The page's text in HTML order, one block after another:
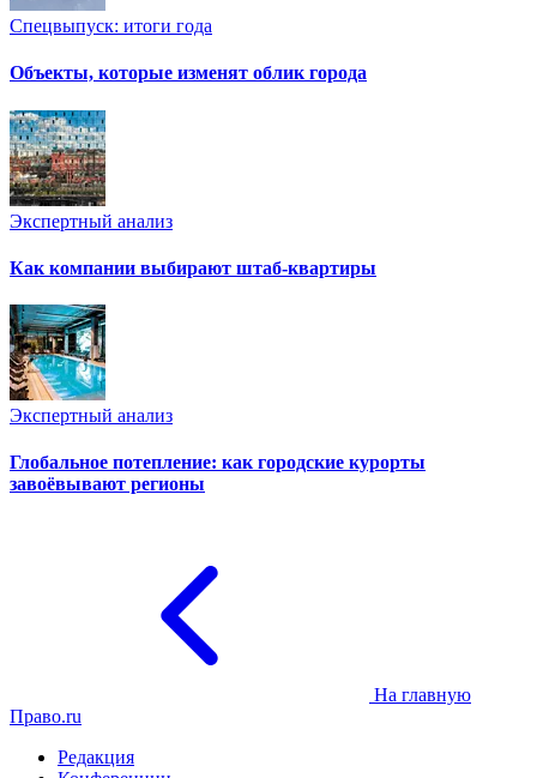
Спецвыпуск: итоги года
Объекты, которые изменят облик города
Экспертный анализ
Как компании выбирают штаб-квартиры
Экспертный анализ
Глобальное потепление: как городские курорты
завоёвывают регионы
На главную
Право.ru
Редакция